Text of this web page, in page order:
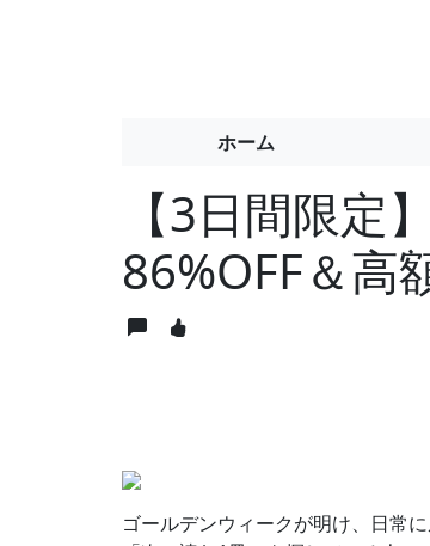
ホーム
【3日間限定
86%OFF＆高
ゴールデンウィークが明け、日常